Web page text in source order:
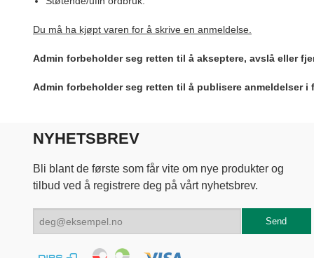
Du må ha kjøpt varen for å skrive en anmeldelse.
Admin forbeholder seg retten til å akseptere, avslå eller
Admin forbeholder seg retten til å publisere anmeldelser i
NYHETSBREV
Bli blant de første som får vite om nye produkter og
tilbud ved å registrere deg på vårt nyhetsbrev.